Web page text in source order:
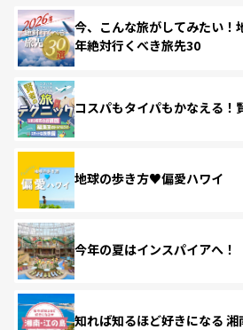
今、こんな旅がしてみたい！
年絶対行くべき旅先30
コスパもタイパもかなえる！
地球の歩き方♥偏愛ハワイ
今年の夏はインスパイアへ！
知れば知るほど好きになる 湘